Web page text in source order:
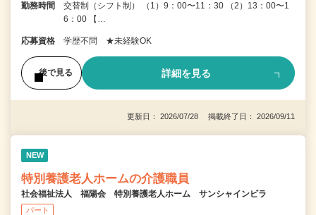
勤務時間
交替制（シフト制） （1）9：00〜11：30 （2）13：00〜1
6：00 【…
応募資格 学歴不問 ★未経験OK
後で見る 詳細を見る
更新日： 2026/07/28 掲載終了日： 2026/09/11
NEW
特別養護老人ホームの介護職員
社会福祉法人 福陽会 特別養護老人ホーム サンシャインビラ
パート